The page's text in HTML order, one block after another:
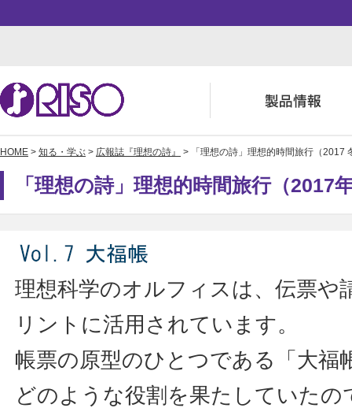
HOME > 知る・学ぶ > 広報誌『理想の詩』 > 「理想の詩」理想的時間旅行（2017
「理想の詩」理想的時間旅行（2017
理想科学のオルフィスは、伝票や
リントに活用されています。
帳票の原型のひとつである「大福
どのような役割を果たしていたの